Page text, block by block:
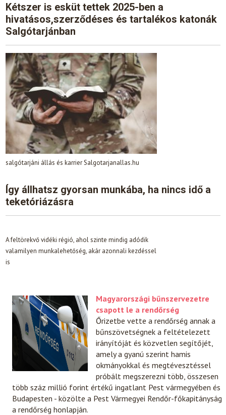
Kétszer is esküt tettek 2025-ben a
hivatásos,szerződéses és tartalékos katonák
Salgótarjánban
salgótarjáni állás és karrier Salgotarjanallas.hu
Így állhatsz gyorsan munkába, ha nincs idő a
teketóriázásra
A feltörekvő vidéki régió, ahol szinte mindig adódik
valamilyen munkalehetőség, akár azonnali kezdéssel
is
Magyarországi bűnszervezetre
csapott le a rendőrség
Őrizetbe vette a rendőrség annak a
bűnszövetségnek a feltételezett
irányítóját és közvetlen segítőjét,
amely a gyanú szerint hamis
okmányokkal és megtévesztéssel
próbált megszerezni több, összesen
több száz millió forint értékű ingatlant Pest vármegyében és
Budapesten - közölte a Pest Vármegyei Rendőr-főkapitányság
a rendőrség honlapján.